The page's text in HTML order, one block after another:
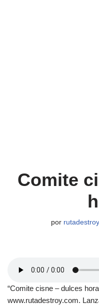
Comite
por rutadestroy
“Comite cisne – dulces
www.rutadestroy.com.